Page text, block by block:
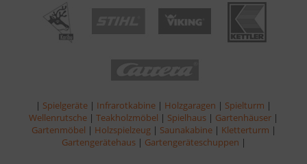
| Spielgeräte | Infrarotkabine | Holzgaragen | Spielturm |
Wellenrutsche | Teakholzmöbel | Spielhaus | Gartenhäuser |
Gartenmöbel | Holzspielzeug | Saunakabine | Kletterturm |
Gartengerätehaus | Gartengeräteschuppen |